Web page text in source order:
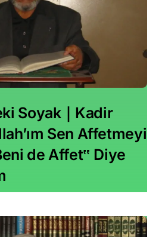
Soyak｜Kadir
Sen Affetmeyi
de Affet‟ Diye